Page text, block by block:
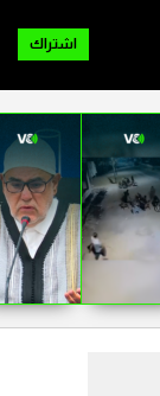
اشتراك